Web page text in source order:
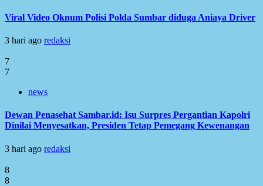
Viral Video Oknum Polisi Polda Sumbar diduga Aniaya Driver
3 hari ago redaksi
7
7
news
Dewan Penasehat Sambar.id: Isu Surpres Pergantian Kapolri
Dinilai Menyesatkan, Presiden Tetap Pemegang Kewenangan
3 hari ago redaksi
8
8